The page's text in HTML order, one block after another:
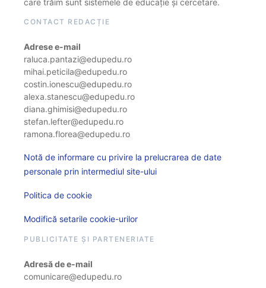
care trăim sunt sistemele de educație și cercetare.
CONTACT REDACȚIE
Adrese e-mail
raluca.pantazi@edupedu.ro
mihai.peticila@edupedu.ro
costin.ionescu@edupedu.ro
alexa.stanescu@edupedu.ro
diana.ghimisi@edupedu.ro
stefan.lefter@edupedu.ro
ramona.florea@edupedu.ro
Notă de informare cu privire la prelucrarea de date
personale prin intermediul site-ului
Politica de cookie
Modifică setarile cookie-urilor
PUBLICITATE ȘI PARTENERIATE
Adresă de e-mail
comunicare@edupedu.ro